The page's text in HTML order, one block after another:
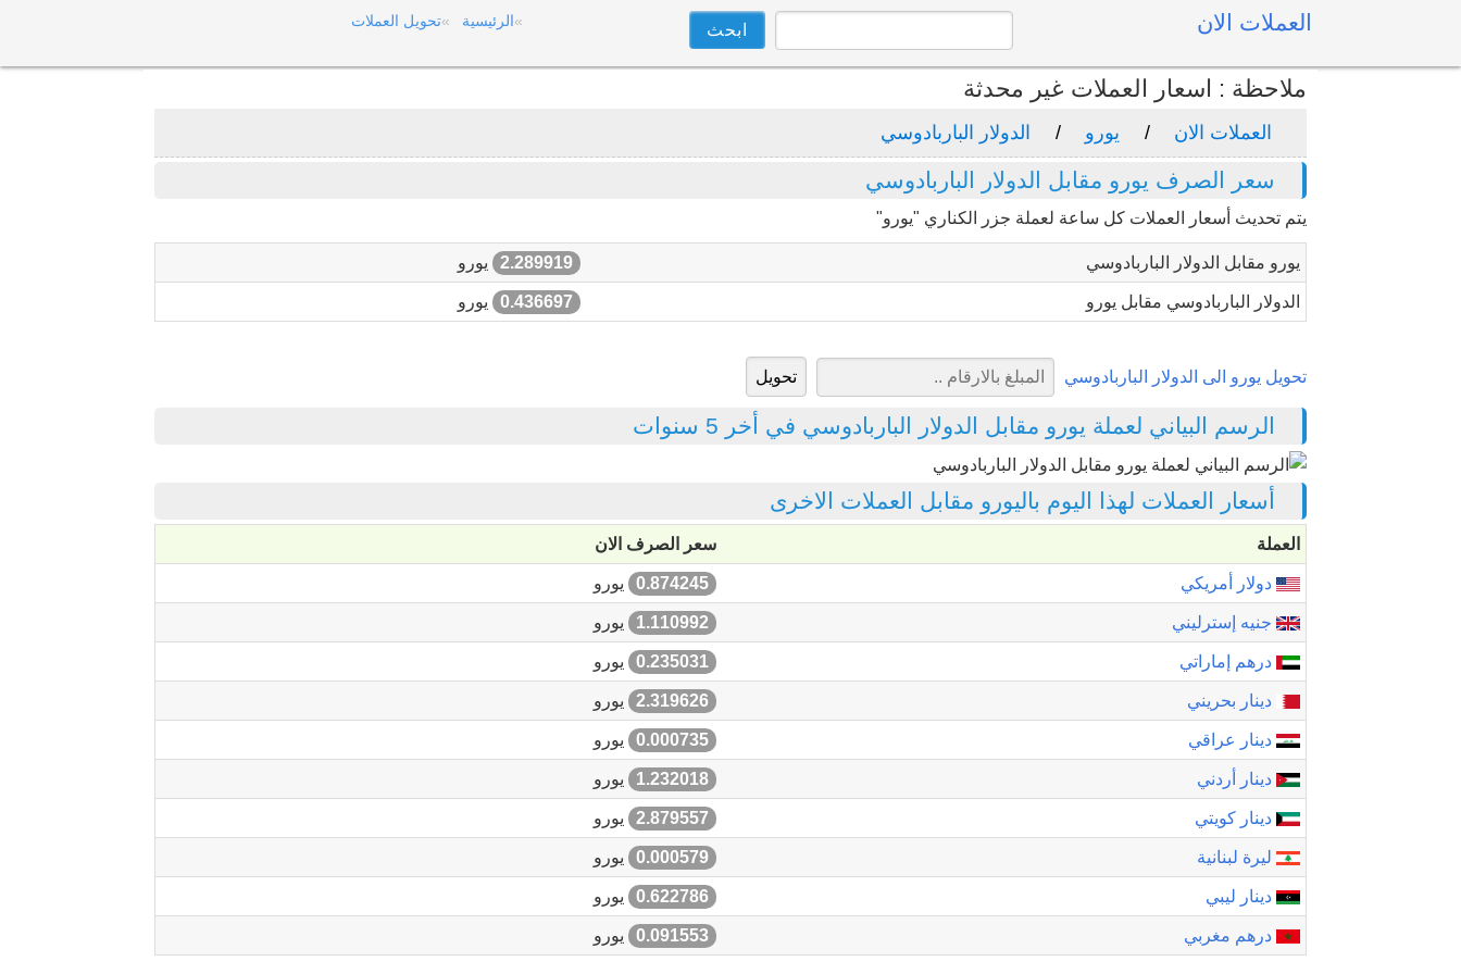
العملات الان الرئيسية تحويل العملات
ملاحظة : اسعار العملات غير محدثة
العملات الان يورو الدولار الباربادوسي
سعر الصرف يورو مقابل الدولار الباربادوسي
يتم تحديث أسعار العملات كل ساعة لعملة جزر الكناري "يورو"
يورو مقابل الدولار الباربادوسي 2.289919 يورو
الدولار الباربادوسي مقابل يورو 0.436697 يورو
تحويل يورو الى الدولار الباربادوسي
الرسم البياني لعملة يورو مقابل الدولار الباربادوسي في أخر 5 سنوات
أسعار العملات لهذا اليوم باليورو مقابل العملات الاخرى
العملة سعر الصرف الان
دولار أمريكي 0.874245 يورو
جنيه إسترليني 1.110992 يورو
درهم إماراتي 0.235031 يورو
دينار بحريني 2.319626 يورو
دينار عراقي 0.000735 يورو
دينار أردني 1.232018 يورو
دينار كويتي 2.879557 يورو
ليرة لبنانية 0.000579 يورو
دينار ليبي 0.622786 يورو
درهم مغربي 0.091553 يورو